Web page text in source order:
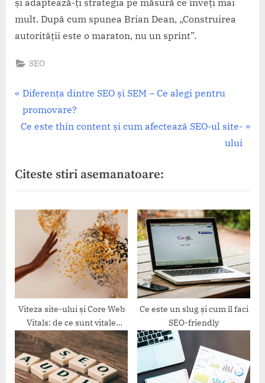
și adaptează-ți strategia pe măsură ce înveți mai
mult. După cum spunea Brian Dean, „Construirea
autorității este o maraton, nu un sprint”.
SEO
Navigare
în
P
r
e
o
u
s
t
Diferența dintre SEO și SEM – Ce alegi pentru
promovare?
N
t
P
o
Ce este thin content și cum afectează SEO-ul site-
ului
Citeste stiri asemanatoare:
Viteza site-ului și Core Web
Vitals: de ce sunt vitale
pentru SEO
Ce este un slug și cum îl faci
SEO-friendly